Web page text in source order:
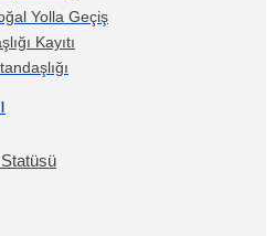
Yolla Geçiş
Kayıtı